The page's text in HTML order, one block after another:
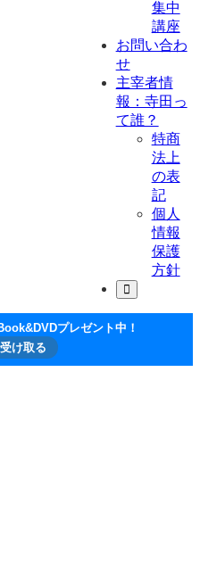
集中
講座
お問い合わ
せ
主宰者情
報：寺田っ
て誰？
特商
法上
の表
記
個人
情報
保護
方針
プレゼント中！
け取る